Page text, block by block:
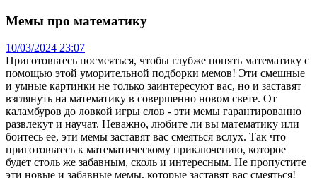
Мемы про математику
10/03/2024 23:07
Приготовьтесь посмеяться, чтобы глубже понять математику с
помощью этой уморительной подборки мемов! Эти смешные
и умные картинки не только заинтересуют вас, но и заставят
взглянуть на математику в совершенно новом свете. От
каламбуров до ловкой игры слов - эти мемы гарантированно
развлекут и научат. Неважно, любите ли вы математику или
боитесь ее, эти мемы заставят вас смеяться вслух. Так что
приготовьтесь к математическому приключению, которое
будет столь же забавным, сколь и интересным. Не пропустите
эти новые и забавные мемы, которые заставят вас смеяться!